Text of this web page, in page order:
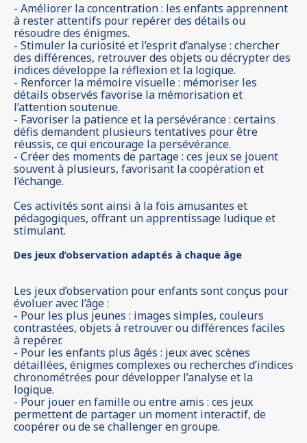
- Améliorer la concentration : les enfants apprennent
à rester attentifs pour repérer des détails ou
résoudre des énigmes.
- Stimuler la curiosité et l’esprit d’analyse : chercher
des différences, retrouver des objets ou décrypter des
indices développe la réflexion et la logique.
- Renforcer la mémoire visuelle : mémoriser les
détails observés favorise la mémorisation et
l’attention soutenue.
- Favoriser la patience et la persévérance : certains
défis demandent plusieurs tentatives pour être
réussis, ce qui encourage la persévérance.
- Créer des moments de partage : ces jeux se jouent
souvent à plusieurs, favorisant la coopération et
l’échange.
Ces activités sont ainsi à la fois amusantes et
pédagogiques, offrant un apprentissage ludique et
stimulant.
Des jeux d’observation adaptés à chaque âge
Les jeux d’observation pour enfants sont conçus pour
évoluer avec l’âge :
- Pour les plus jeunes : images simples, couleurs
contrastées, objets à retrouver ou différences faciles
à repérer.
- Pour les enfants plus âgés : jeux avec scènes
détaillées, énigmes complexes ou recherches d’indices
chronométrées pour développer l’analyse et la
logique.
- Pour jouer en famille ou entre amis : ces jeux
permettent de partager un moment interactif, de
coopérer ou de se challenger en groupe.